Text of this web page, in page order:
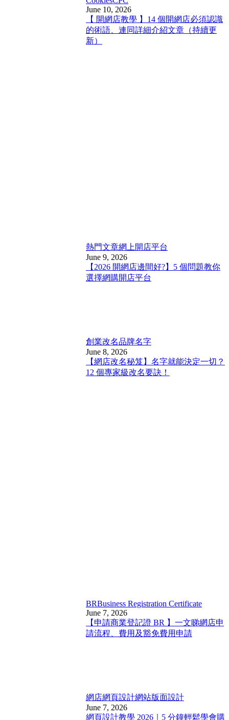
June 10, 2026
【 開網店教學 】14 個開網店必須認識
的術語、連同詳細介紹文章（持續更
新）
熱門文章網上開店平台
June 9, 2026
【2026 開網店邊間好?】5 個問題教你
選擇網購開店平台
創業改名品牌名字
June 8, 2026
【網店改名秘笈】名字就能決定一切？
12 個專家級改名要訣！
BRBusiness Registration Certificate
June 7, 2026
【申請商業登記證 BR 】一文睇網店申
請流程、費用及豁免費用申請
網店網頁設計網站版面設計
June 7, 2026
網頁設計教學 2026｜5 分鐘輕鬆學會購